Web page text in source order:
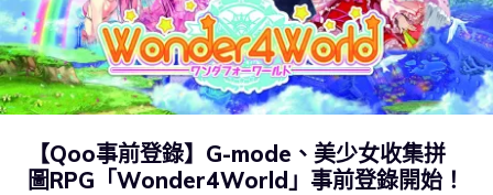
【Qoo事前登錄】G-mode、美少女收集拼
圖RPG「Wonder4World」事前登錄開始！